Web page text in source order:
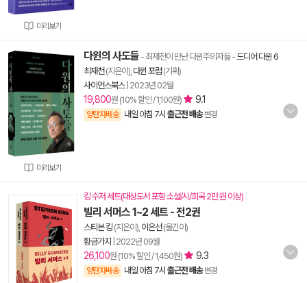
미리보기
미리보기
다윈의 사도들 - 최재천이 만난 다윈주의자들-드디어 다윈 6
최재천(지은이), 다윈 포럼(기획)
사이언스북스| 2023년 02월
19,800원 (10% 할인 / 1,100원) 9.1
양탄자배송 내일 아침 7시 출근전 배송 변경
킹 수저 세트(대상도서 포함 소설/시/희곡 2만 원 이상)
빌리 서머스 1~2 세트 - 전2권
스티븐 킹 (지은이), 이은선(옮긴이)
황금가지
2022년 09월
26,100원 (10% 할인 / 1,450원) 9.3
양탄자배송 내일 아침 7시 출근전 배송 변경